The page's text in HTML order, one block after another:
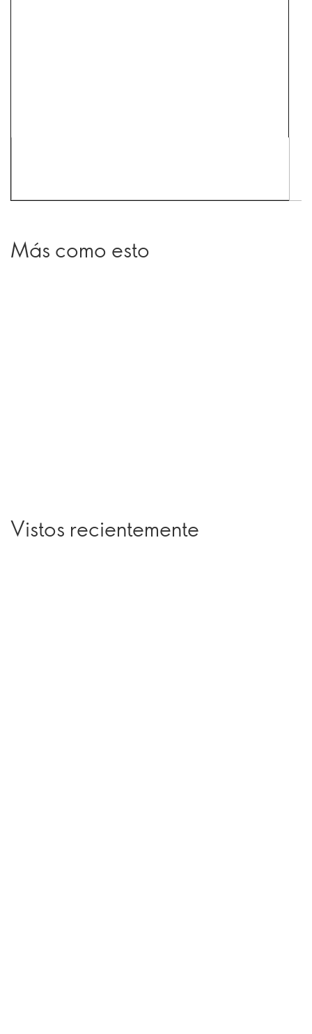
Más como esto
Vistos recientemente